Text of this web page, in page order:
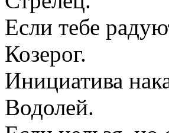
Если тебе
Козерог.
Инициатива
Водолей.